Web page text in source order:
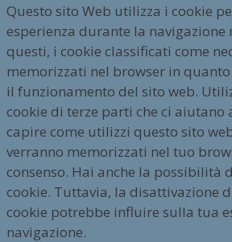
Questo sito Web utilizza i cookie
esperienza durante la navigazione
questi, i cookie classificati come
memorizzati nel browser in
il funzionamento del sito web.
cookie di terze parti che ci aiutano
capire come utilizzi questo sito
verranno memorizzati nel tuo
consenso. Hai anche la possibilità
cookie. Tuttavia, la disattivazione
cookie potrebbe influire sulla tua
navigazione.